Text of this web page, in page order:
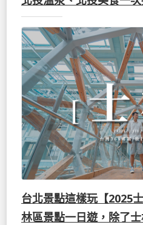
台北景點這樣玩【2025
林區景點一日遊，除了